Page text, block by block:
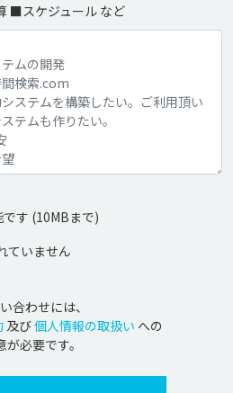
■スケジュール など
す (10MBまで)
ていません
合わせには、
及び個人情報の取扱い への
が必要です。